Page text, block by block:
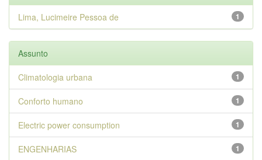
1
Lima, Lucimeire Pessoa de
Assunto
1
Climatologia urbana
1
Conforto humano
1
Electric power consumption
1
ENGENHARIAS